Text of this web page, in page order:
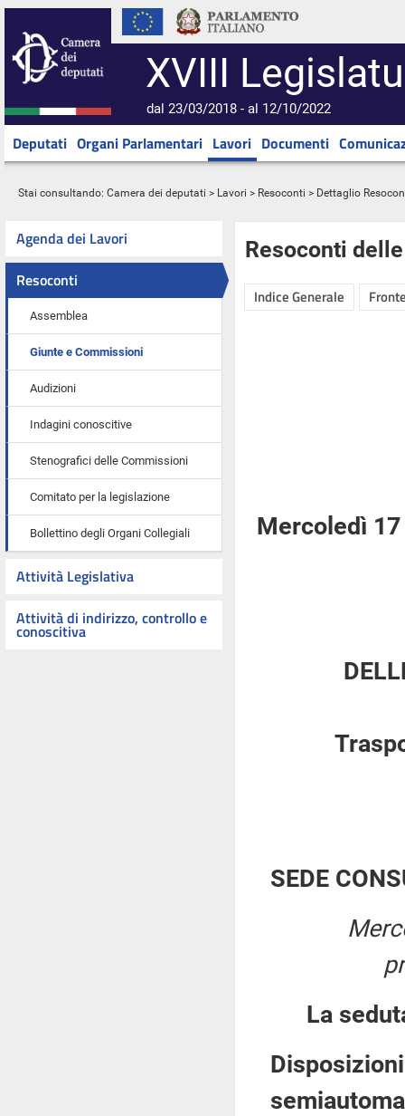
XVIII
dal 23/03/2018 - al 12/10/2022
Deputati Organi Parlamentari Lavori Documenti
Stai consultando: Camera dei deputati > Lavori > Resoconti > Dettaglio
Agenda dei Lavori
Resoconti
Assemblea
Giunte e Commissioni
Audizioni
Indagini conoscitive
Stenografici delle Commissioni
Comitato per la legislazione
Bollettino degli Organi Collegiali
Attività Legislativa
Attività di indirizzo, controllo e
conoscitiva
Resoconti
Indice Generale
Mercoledì
SEDE
La